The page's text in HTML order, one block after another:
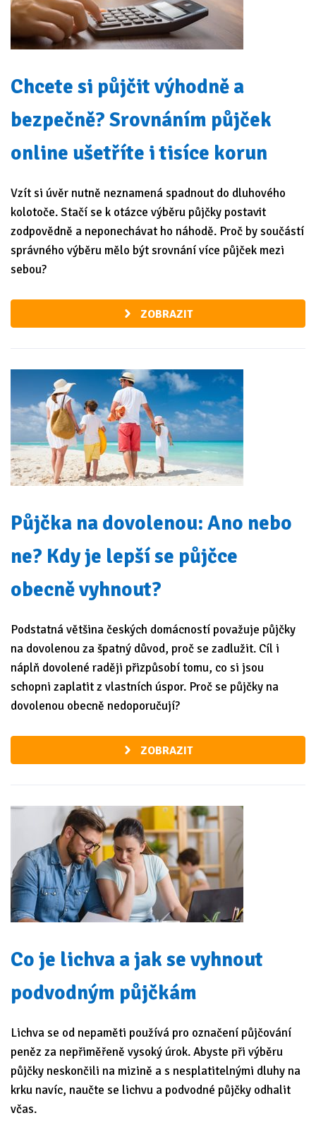
Chcete si půjčit výhodně a
bezpečně? Srovnáním půjček
online ušetříte i tisíce korun
Vzít si úvěr nutně neznamená spadnout do dluhového
kolotoče. Stačí se k otázce výběru půjčky postavit
zodpovědně a neponechávat ho náhodě. Proč by součástí
správného výběru mělo být srovnání více půjček mezi
sebou?
ZOBRAZIT
Půjčka na dovolenou: Ano nebo
ne? Kdy je lepší se půjčce
obecně vyhnout?
Podstatná většina českých domácností považuje půjčky
na dovolenou za špatný důvod, proč se zadlužit. Cíl i
náplň dovolené raději přizpůsobí tomu, co si jsou
schopni zaplatit z vlastních úspor. Proč se půjčky na
dovolenou obecně nedoporučují?
ZOBRAZIT
Co je lichva a jak se vyhnout
podvodným půjčkám
Lichva se od nepaměti používá pro označení půjčování
peněz za nepřiměřeně vysoký úrok. Abyste při výběru
půjčky neskončili na mizině a s nesplatitelnými dluhy na
krku navíc, naučte se lichvu a podvodné půjčky odhalit
včas.